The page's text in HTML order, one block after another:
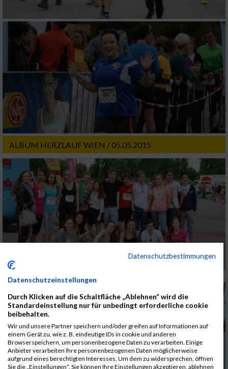
ALBUM HERZLAUF WIEN / 05.05.2015
Datenschutzbestimmungen
Datenschutzeinstellungen
Durch Klicken auf die Schaltfläche „Ablehnen“ wird die
Standardeinstellung nur für unbedingt erforderliche cookie
beibehalten.
Wir und unsere Partner speichern und/oder greifen auf Informationen auf
einem Gerät zu, wie z. B. eindeutige IDs in cookie und anderen
Browserspeichern, um personenbezogene Daten zu verarbeiten. Einige
Anbieter verarbeiten Ihre personenbezogenen Daten möglicherweise
aufgrund eines berechtigten Interesses. Um dem zu widersprechen, öffnen
Sie die „Einstellungen“. Sie können Ihre Einstellungen akzeptieren, ablehnen